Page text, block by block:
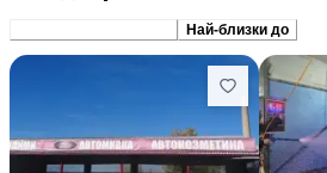
Най-близки до